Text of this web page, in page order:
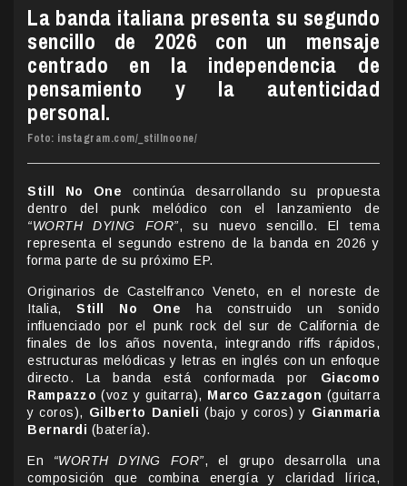
La banda italiana presenta su segundo
sencillo de 2026 con un mensaje
centrado en la independencia de
pensamiento y la autenticidad
personal.
Foto: instagram.com/_stillnoone/
Still No One continúa desarrollando su propuesta
dentro del punk melódico con el lanzamiento de
“WORTH DYING FOR”, su nuevo sencillo. El tema
representa el segundo estreno de la banda en 2026 y
forma parte de su próximo EP.
Originarios de Castelfranco Veneto, en el noreste de
Italia,Still No One ha construido un sonido
influenciado por el punk rock del sur de California de
finales de los años noventa, integrando riffs rápidos,
estructuras melódicas y letras en inglés con un enfoque
directo. La banda está conformada por Giacomo
Rampazzo (voz y guitarra), Marco Gazzagon (guitarra
y coros), Gilberto Danieli (bajo y coros) y Gianmaria
Bernardi (batería).
En “WORTH DYING FOR”, el grupo desarrolla una
composición que combina energía y claridad lírica,